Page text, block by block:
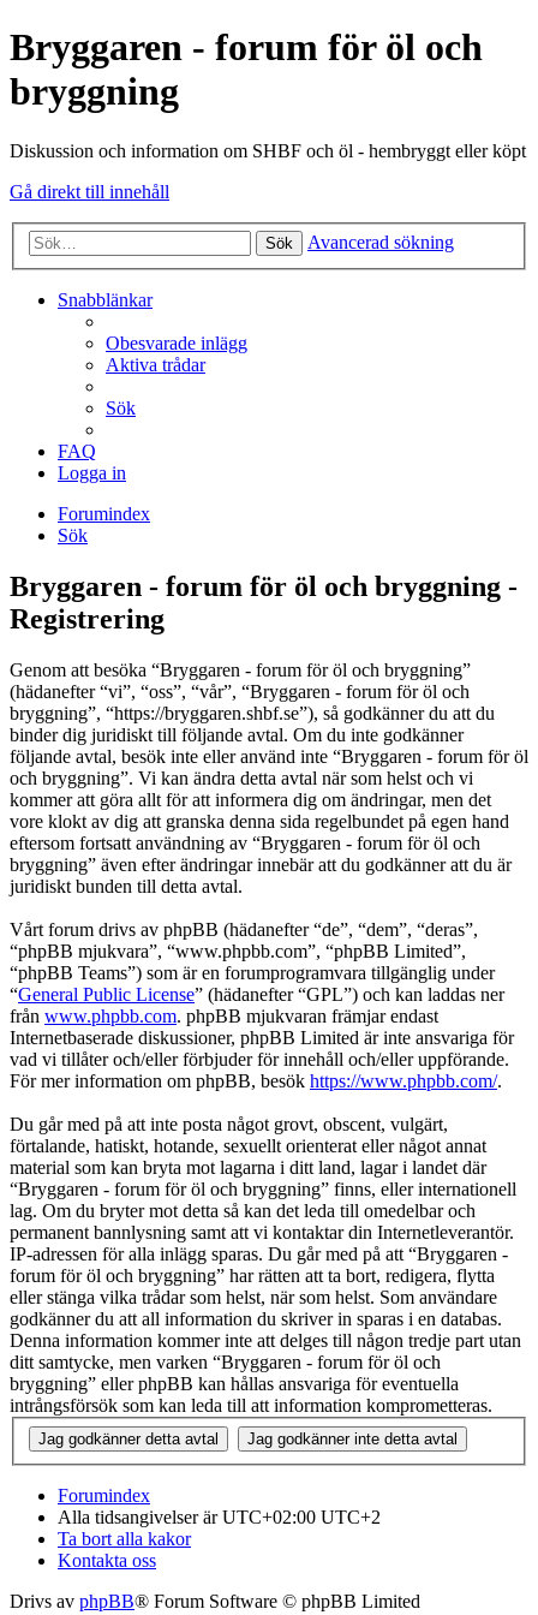
Bryggaren - forum för öl och
bryggning
Diskussion och information om SHBF och öl - hembryggt eller köpt
Gå direkt till innehåll
Sök Avancerad sökning
Snabblänkar
Obesvarade inlägg
Aktiva trådar
Sök
FAQ
Logga in
Forumindex
Sök
Bryggaren - forum för öl och bryggning -
Registrering
Genom att besöka “Bryggaren - forum för öl och bryggning”
(hädanefter “vi”, “oss”, “vår”, “Bryggaren - forum för öl och
bryggning”, “https://bryggaren.shbf.se”), så godkänner du att du
binder dig juridiskt till följande avtal. Om du inte godkänner
följande avtal, besök inte eller använd inte “Bryggaren - forum för öl
och bryggning”. Vi kan ändra detta avtal när som helst och vi
kommer att göra allt för att informera dig om ändringar, men det
vore klokt av dig att granska denna sida regelbundet på egen hand
eftersom fortsatt användning av “Bryggaren - forum för öl och
bryggning” även efter ändringar innebär att du godkänner att du är
juridiskt bunden till detta avtal.
Vårt forum drivs av phpBB (hädanefter “de”, “dem”, “deras”,
“phpBB mjukvara”, “www.phpbb.com”, “phpBB Limited”,
“phpBB Teams”) som är en forumprogramvara tillgänglig under
“General Public License” (hädanefter “GPL”) och kan laddas ner
från www.phpbb.com. phpBB mjukvaran främjar endast
Internetbaserade diskussioner, phpBB Limited är inte ansvariga för
vad vi tillåter och/eller förbjuder för innehåll och/eller uppförande.
För mer information om phpBB, besök https://www.phpbb.com/.
Du går med på att inte posta något grovt, obscent, vulgärt,
förtalande, hatiskt, hotande, sexuellt orienterat eller något annat
material som kan bryta mot lagarna i ditt land, lagar i landet där
“Bryggaren - forum för öl och bryggning” finns, eller internationell
lag. Om du bryter mot detta så kan det leda till omedelbar och
permanent bannlysning samt att vi kontaktar din Internetleverantör.
IP-adressen för alla inlägg sparas. Du går med på att “Bryggaren -
forum för öl och bryggning” har rätten att ta bort, redigera, flytta
eller stänga vilka trådar som helst, när som helst. Som användare
godkänner du att all information du skriver in sparas i en databas.
Denna information kommer inte att delges till någon tredje part utan
ditt samtycke, men varken “Bryggaren - forum för öl och
bryggning” eller phpBB kan hållas ansvariga för eventuella
intrångsförsök som kan leda till att information komprometteras.
Forumindex
Alla tidsangivelser är UTC+02:00 UTC+2
Ta bort alla kakor
Kontakta oss
Drivs av phpBB® Forum Software © phpBB Limited